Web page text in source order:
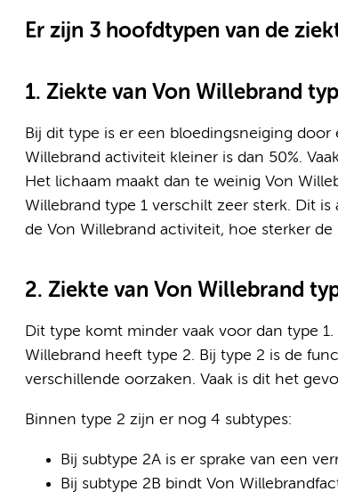
Er zijn 3 hoofdtypen van de
1. Ziekte van Von Willebrand
Bij dit type is er een bloedingsneiging
Willebrand activiteit kleiner is dan 50%.
Het lichaam maakt dan te weinig Von
Willebrand type 1 verschilt zeer sterk. Dit
de Von Willebrand activiteit, hoe sterker de
2. Ziekte van Von Willebrand
Dit type komt minder vaak voor dan type
Willebrand heeft type 2. Bij type 2 is de
verschillende oorzaken. Vaak is dit het
Binnen type 2 zijn er nog 4 subtypes:
Bij subtype 2A is er sprake van een
Bij subtype 2B bindt Von